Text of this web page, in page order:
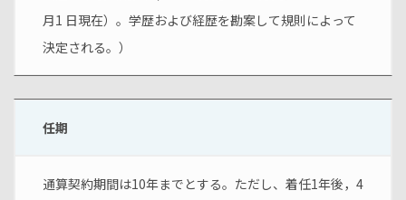
月1 日現在）。学歴および経歴を勘案して規則によって
決定される。）
任期
通算契約期間は10年までとする。ただし、着任1年後，4